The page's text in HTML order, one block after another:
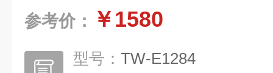
参考价： ￥1580
型号： TW-E1284